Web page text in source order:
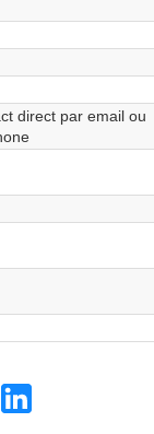
direct par email ou